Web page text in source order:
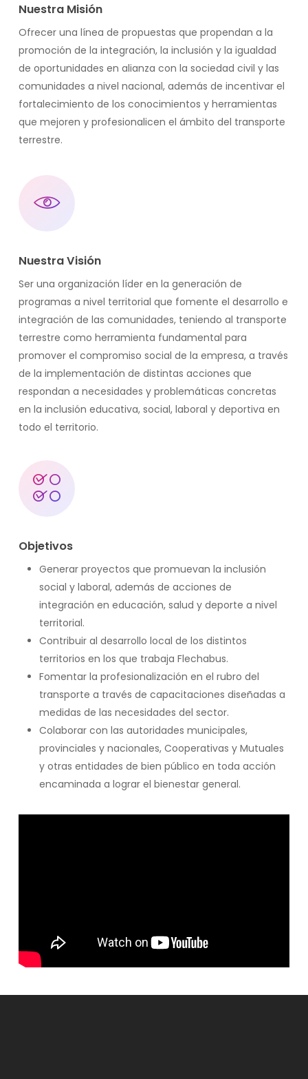
Nuestra Misión
Ofrecer una línea de propuestas que propendan a la
promoción de la integración, la inclusión y la igualdad
de oportunidades en alianza con la sociedad civil y las
comunidades a nivel nacional, además de incentivar el
fortalecimiento de los conocimientos y herramientas
que mejoren y profesionalicen el ámbito del transporte
terrestre.
Nuestra Visión
Ser una organización líder en la generación de
programas a nivel territorial que fomente el desarrollo e
integración de las comunidades, teniendo al transporte
terrestre como herramienta fundamental para
promover el compromiso social de la empresa, a través
de la implementación de distintas acciones que
respondan a necesidades y problemáticas concretas
en la inclusión educativa, social, laboral y deportiva en
todo el territorio.
Objetivos
Generar proyectos que promuevan la inclusión
social y laboral, además de acciones de
integración en educación, salud y deporte a nivel
territorial.
Contribuir al desarrollo local de los distintos
territorios en los que trabaja Flechabus.
Fomentar la profesionalización en el rubro del
transporte a través de capacitaciones diseñadas a
medidas de las necesidades del sector.
Colaborar con las autoridades municipales,
provinciales y nacionales, Cooperativas y Mutuales
y otras entidades de bien público en toda acción
encaminada a lograr el bienestar general.